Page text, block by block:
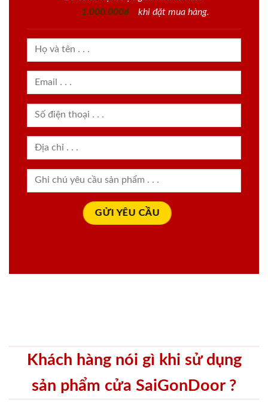
1.000.000đ
khi đặt mua hàng.
Khách hàng nói gì khi sử dụng
sản phẩm cửa SaiGonDoor ?